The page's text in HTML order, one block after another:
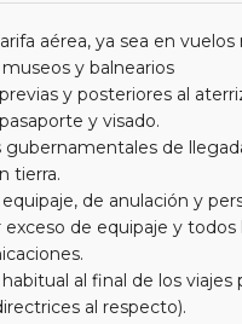
aérea, ya sea en
museos y balnearios
y posteriores al
y visado.
de
tierra.
de anulación y
exceso de equipaje y
al final de los
al respecto).